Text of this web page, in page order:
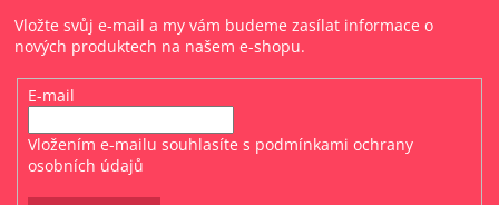
Vložte svůj e-mail a my vám budeme zasílat informace o
nových produktech na našem e-shopu.
E-mail
Vložením e-mailu souhlasíte s podmínkami ochrany
osobních údajů